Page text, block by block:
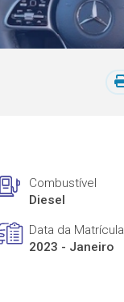
Combustível
Diesel
Data da Matrícula
2023 - Janeiro